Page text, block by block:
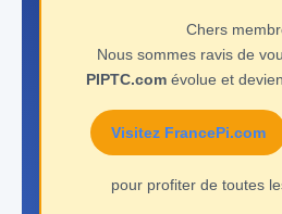
Chers
Nous sommes ravis de
PIPTC.comévolue et
Visitez FrancePi.com
pour profiter de toutes